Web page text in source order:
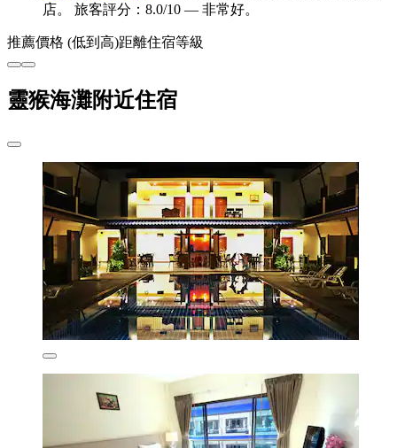
店。 旅客評分：8.0/10 — 非常好。
推薦價格 (低到高)距離住宿等級
靈猴海灘附近住宿